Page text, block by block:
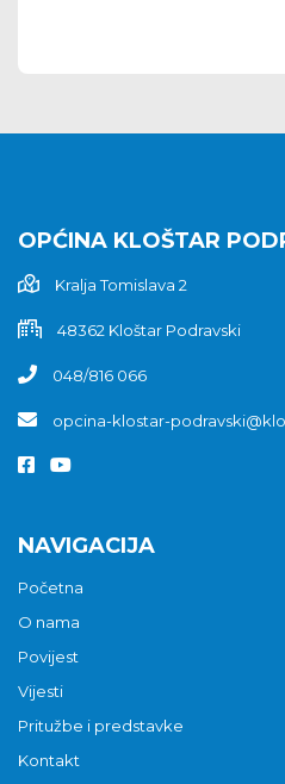
OPĆINA KLOŠTAR
Kralja Tomislava 2
48362 Kloštar Podravski
048/816 066
opcina-klostar-
NAVIGACIJA
Početna
O nama
Povijest
Vijesti
Pritužbe i predstavke
Kontakt